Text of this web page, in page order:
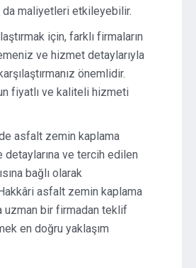
da maliyetleri etkileyebilir.
için, farklı firmaların
ve hizmet detaylarıyla
önemlidir.
fiyatlı ve kaliteli hizmeti
asfalt zemin kaplama
ve tercih edilen
bağlı olarak
asfalt zemin kaplama
uzman bir firmadan teklif
en doğru yaklaşım